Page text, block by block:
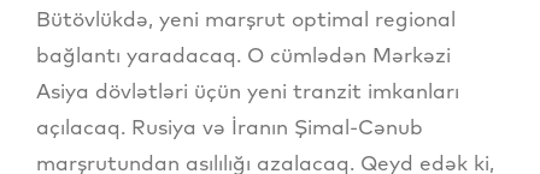
Bütövlükdə, yeni marşrut optimal regional
bağlantı yaradacaq. O cümlədən Mərkəzi
Asiya dövlətləri üçün yeni tranzit imkanları
açılacaq. Rusiya və İranın Şimal-Cənub
marşrutundan asılılığı azalacaq. Qeyd edək ki,